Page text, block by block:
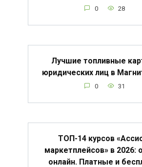
0 28
Лучшие топливные
юридических лиц в
0 31
ТОП-14 курсов
маркетплейсов» в 2026:
онлайн. Платные и